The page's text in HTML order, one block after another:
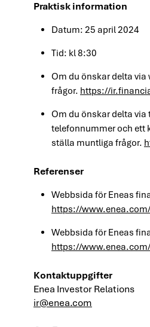
Praktisk information
Datum: 25 april 2024
Tid: kl 8:30
Om du önskar delta
frågor. https://
Om du önskar delta via
telefonnummer och ett
ställa muntliga frågor.
Referenser
Webbsida för Eneas
https://
Webbsida för Eneas
https://
Kontaktuppgifter
Enea Investor Relations
ir@enea.com